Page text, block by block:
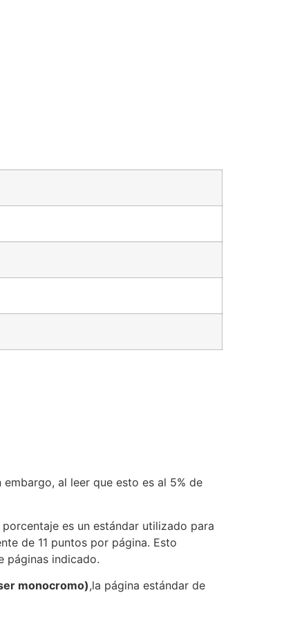
al leer que esto es al 5% de
es un estándar utilizado para
de 11 puntos por página. Esto
páginas indicado.
monocromo),la página estándar de